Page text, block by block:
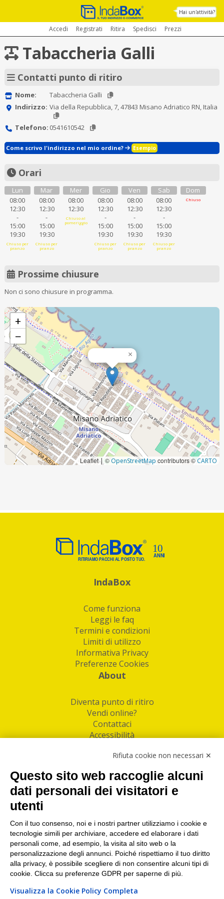
Hai un'attività?
Accedi Registrati Ritira Spedisci Prezzi
Tabaccheria Galli
Contatti punto di ritiro
Nome:
Tabaccheria Galli
Indirizzo: Via della Repubblica, 7, 47843 Misano Adriatico RN, Italia
Telefono: 0541610542
Come scrivo l'indirizzo nel mio ordine? Esempio
Orari
Lun
08:00
12:30
-
15:00
19:30
Chiuso per
pranzo
Mar
08:00
12:30
-
15:00
19:30
Chiuso per
pranzo
Mer
08:00
12:30
Chiuso al
pomeriggio
Gio
08:00
12:30
-
15:00
19:30
Chiuso per
pranzo
Ven
08:00
12:30
-
15:00
19:30
Chiuso per
pranzo
Sab
08:00
12:30
-
15:00
19:30
Chiuso per
pranzo
Dom
Chiuso
Prossime chiusure
Non ci sono chiusure in programma.
×
+
−
Leaflet| © OpenStreetMap contributors ©CARTO
IndaBox
Come funziona
Leggi le faq
Termini e condizioni
Limiti di utilizzo
Informativa Privacy
Preferenze Cookies
About
Diventa punto di ritiro
Vendi online?
Contattaci
Accessibilità
Facebook
Linkedin
I nostri punti di ritiro e spedizione pacchi nelle
maggiori città italiane
Torino|Milano|Roma|Bologna|Firenze| Genova
Napoli|Varese
Rifiuta cookie non necessari ✕
Questo sito web raccoglie alcuni
dati personali dei visitatori e
utenti
Con il tuo consenso, noi e i nostri partner utilizziamo i cookie e
tecnologie simili per archiviare, accedere ed elaborare i dati
personali come, ad esempio, la visita al sito web o la
personalizzazione degli annunci. Poiché rispettiamo il tuo diritto
alla privacy, è possibile scegliere di non consentire alcuni tipi di
cookie. Clicca su preferenze GDPR per saperne di più.
Visualizza la Cookie Policy Completa